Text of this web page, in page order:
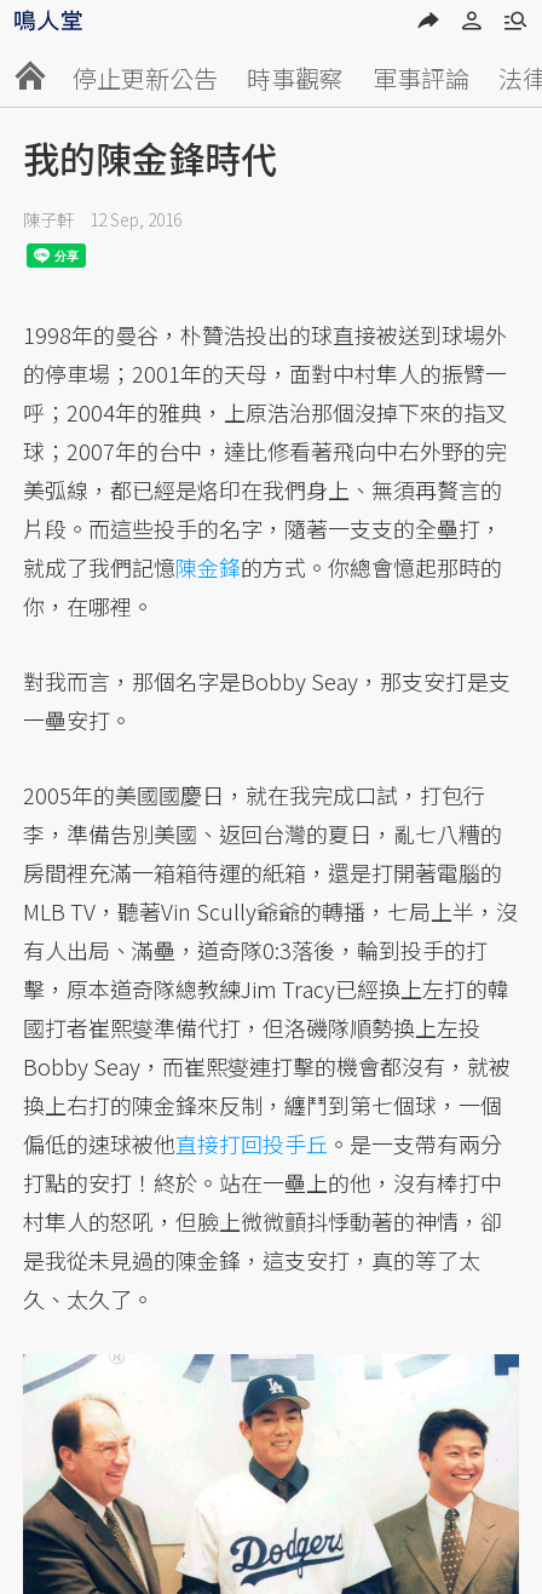
停止更新公告 時事觀察 軍事評論 法
我的陳金鋒時代
陳子軒 12 Sep, 2016
1998年的曼谷，朴贊浩投出的球直接被送到球場外
的停車場；2001年的天母，面對中村隼人的振臂一
呼；2004年的雅典，上原浩治那個沒掉下來的指叉
球；2007年的台中，達比修看著飛向中右外野的完
美弧線，都已經是烙印在我們身上、無須再贅言的
片段。而這些投手的名字，隨著一支支的全壘打，
就成了我們記憶陳金鋒的方式。你總會憶起那時的
你，在哪裡。
對我而言，那個名字是Bobby Seay，那支安打是支
一壘安打。
2005年的美國國慶日，就在我完成口試，打包行
李，準備告別美國、返回台灣的夏日，亂七八糟的
房間裡充滿一箱箱待運的紙箱，還是打開著電腦的
MLB TV，聽著Vin Scully爺爺的轉播，七局上半，沒
有人出局、滿壘，道奇隊0:3落後，輪到投手的打
擊，原本道奇隊總教練Jim Tracy已經換上左打的韓
國打者崔熙燮準備代打，但洛磯隊順勢換上左投
Bobby Seay，而崔熙燮連打擊的機會都沒有，就被
換上右打的陳金鋒來反制，纏鬥到第七個球，一個
偏低的速球被他直接打回投手丘 。是一支帶有兩分
打點的安打！終於。站在一壘上的他，沒有棒打中
村隼人的怒吼，但臉上微微顫抖悸動著的神情，卻
是我從未見過的陳金鋒，這支安打，真的等了太
久、太久了。